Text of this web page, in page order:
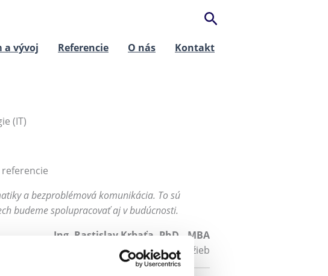
Hľadať
a vývoj Referencie O nás Kontakt
(IT)
a bezproblémová komunikácia. To sú
budeme spolupracovať aj v budúcnosti.
Ing. Rastislav Krbaťa, PhD., MBA
riaditeľ úseku služieb